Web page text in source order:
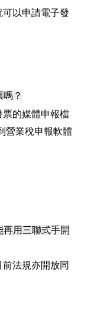
以申請電子發
？
的媒體申報檔
營業稅申報軟體
用三聯式手開
法規亦開放同